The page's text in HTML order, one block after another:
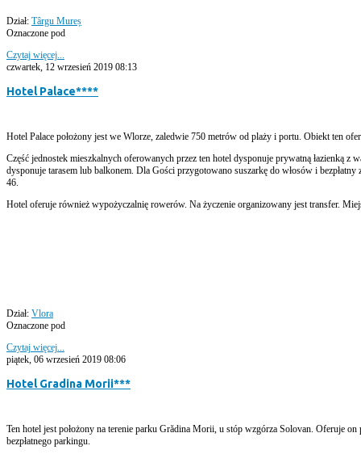
Dział: Târgu Mureș
Oznaczone pod
Czytaj więcej...
czwartek, 12 wrzesień 2019 08:13
Hotel Palace****
Hotel Palace położony jest we Wlorze, zaledwie 750 metrów od plaży i portu. Obiekt ten
Część jednostek mieszkalnych oferowanych przez ten hotel dysponuje prywatną łazienką
dysponuje tarasem lub balkonem. Dla Gości przygotowano suszarkę do włosów i
46.
Hotel oferuje również wypożyczalnię rowerów. Na życzenie organizowany jest transfer.
Dział: Vlora
Oznaczone pod
Czytaj więcej...
piątek, 06 wrzesień 2019 08:06
Hotel Gradina Morii***
Ten hotel jest położony na terenie parku Grădina Morii, u stóp wzgórza Solovan. Oferuje
bezpłatnego parkingu.